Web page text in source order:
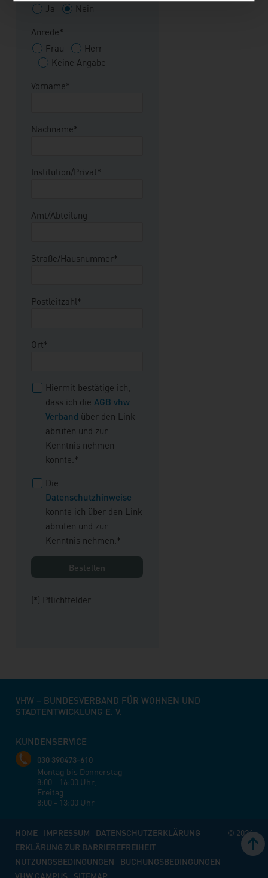
Ja
Nein
Anrede*
Frau
Herr
Keine Angabe
Vorname*
Nachname*
Institution/Privat*
Amt/Abteilung
Straße/Hausnummer*
Postleitzahl*
Ort*
Hiermit bestätige ich,
dass ich die AGB vhw
Verband über den Link
abrufen und zur
Kenntnis nehmen
konnte.*
Die
Datenschutzhinweise
konnte ich über den Link
abrufen und zur
Kenntnis nehmen.*
(*) Pflichtfelder
VHW – BUNDESVERBAND FÜR WOHNEN UND
STADTENTWICKLUNG E. V.
KUNDENSERVICE
030 390473-610
Montag bis Donnerstag
8:00 - 16:00 Uhr,
Freitag
8:00 - 13:00 Uhr
© 2026
HOME IMPRESSUM
DATENSCHUTZERKLÄRUNG
ERKLÄRUNG ZUR BARRIEREFREIHEIT
NUTZUNGSBEDINGUNGEN
BUCHUNGSBEDINGUNGEN
VHW CAMPUS
SITEMAP